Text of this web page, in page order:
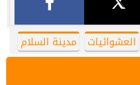
العشوائيات مدينة السلام